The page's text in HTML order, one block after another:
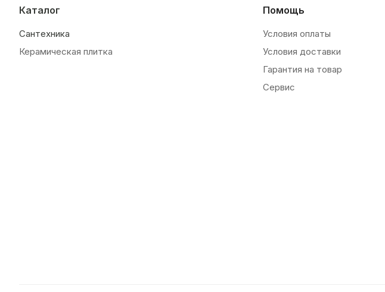
Каталог
Сантехника
Керамическая плитка
Помощь
Условия оплаты
Условия доставки
Гарантия на товар
Сервис